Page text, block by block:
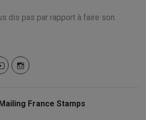
dis pas par rapport à faire son
France Stamps